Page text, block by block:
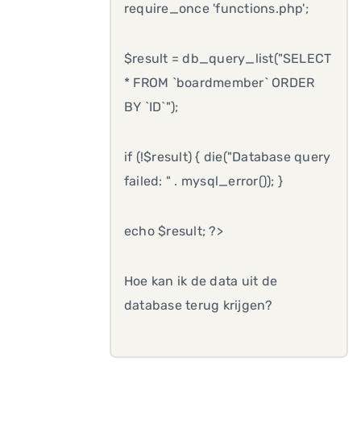
require_once 'functions.php';
$result = db_query_list("SELECT
* FROM `boardmember` ORDER
BY `ID`");
if (!$result) { die("Database query
failed: " . mysql_error()); }
echo $result; ?>
Hoe kan ik de data uit de
database terug krijgen?